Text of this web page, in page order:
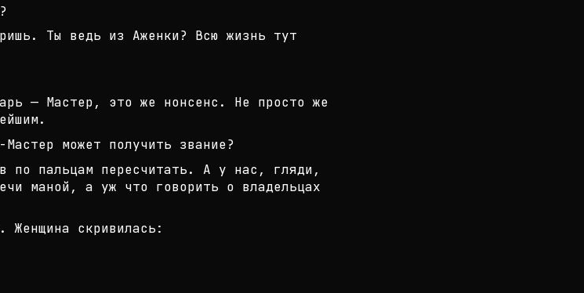
Ты ведь из Аженки? Всю жизнь тут
— Мастер, это же нонсенс. Не просто же
может получить звание?
по пальцам пересчитать. А у нас, гляди,
маной, а уж что говорить о владельцах
Женщина скривилась: